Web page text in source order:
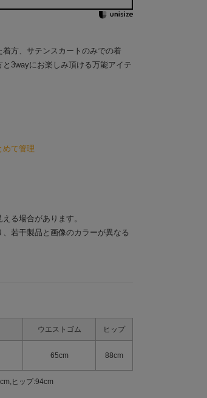
方、サテンスカートのみでの着
3wayにお楽しみ頂ける万能アイテ
めて管理
る場合があります。
若干製品と画像のカラーが異なる
ウエストゴム ヒップ
65cm 88cm
ヒップ:94cm